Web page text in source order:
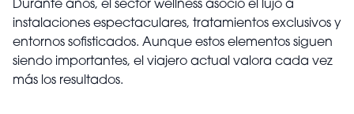
Durante años, el sector wellness asoció el lujo a
instalaciones espectaculares, tratamientos exclusivos y
entornos sofisticados. Aunque estos elementos siguen
siendo importantes, el viajero actual valora cada vez
más los resultados.